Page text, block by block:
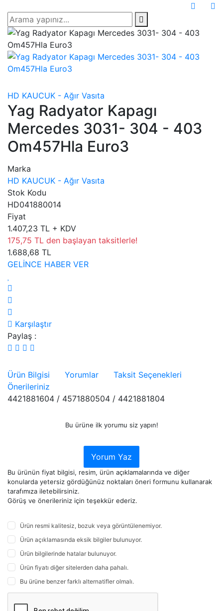
HD KAUCUK - Ağır Vasıta
Yag Radyator Kapagı
Mercedes 3031- 304 - 403
Om457Hla Euro3
Marka
HD KAUCUK - Ağır Vasıta
Stok Kodu
HD041880014
Fiyat
1.407,23 TL + KDV
175,75 TL den başlayan taksitlerle!
1.688,68 TL
GELİNCE HABER VER
Karşılaştır
Paylaş :
Ürün Bilgisi Yorumlar
Taksit Seçenekleri
Önerileriniz
4421881604 / 4571880504 / 4421881804
Bu ürüne ilk yorumu siz yapın!
Yorum Yaz
Bu ürünün fiyat bilgisi, resim, ürün açıklamalarında ve diğer
konularda yetersiz gördüğünüz noktaları öneri formunu kullanarak
tarafımıza iletebilirsiniz.
Görüş ve önerileriniz için teşekkür ederiz.
Ürün resmi kalitesiz, bozuk veya görüntülenemiyor.
Ürün açıklamasında eksik bilgiler bulunuyor.
Ürün bilgilerinde hatalar bulunuyor.
Ürün fiyatı diğer sitelerden daha pahalı.
Bu ürüne benzer farklı alternatifler olmalı.